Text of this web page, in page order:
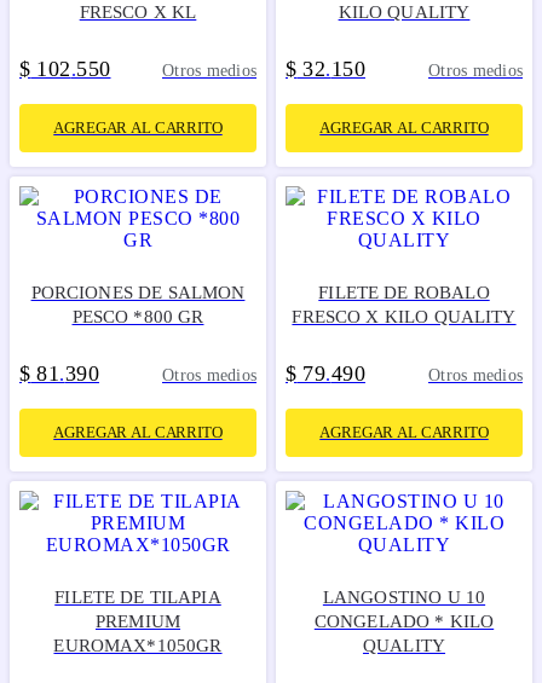
FRESCO X KL
$ 102.550 Otros medios
AGREGAR AL CARRITO
KILO QUALITY
$ 32.150 Otros medios
AGREGAR AL CARRITO
PORCIONES DE SALMON
PESCO *800 GR
$ 81 .390 Otros medios
AGREGAR AL CARRITO
FILETE DE ROBALO
FRESCO X KILO QUALITY
$ 79.490 Otros medios
AGREGAR AL CARRITO
FILETE DE TILAPIA
PREMIUM
EUROMAX*1050GR
LANGOSTINO U 10
CONGELADO * KILO
QUALITY